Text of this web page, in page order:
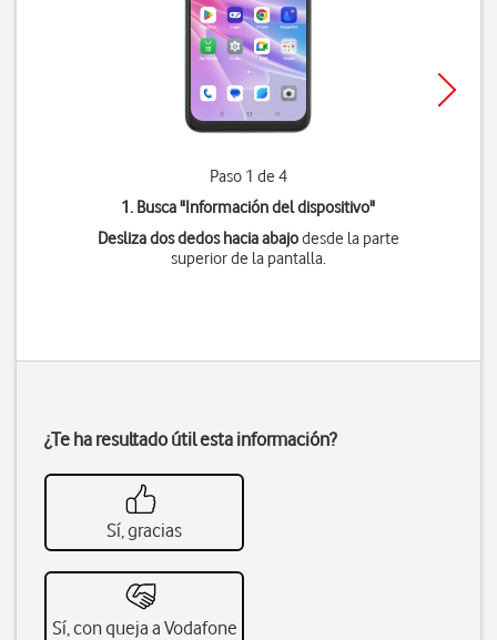
Paso 1 de 4
1. Busca "Información del dispositivo"
Desliza dos dedos hacia abajodesde la parte
superior de la pantalla.
¿Te ha resultado útil esta información?
Sí, gracias
Sí, con queja a Vodafone